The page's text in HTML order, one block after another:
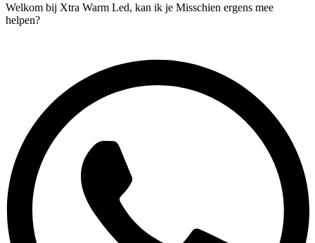
Welkom bij Xtra Warm Led, kan ik je Misschien ergens mee
helpen?